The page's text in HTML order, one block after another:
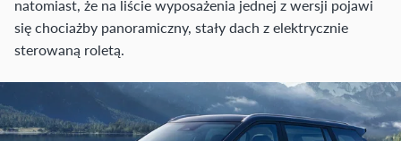
natomiast, że na liście wyposażenia jednej z wersji pojawi
się chociażby panoramiczny, stały dach z elektrycznie
sterowaną roletą.